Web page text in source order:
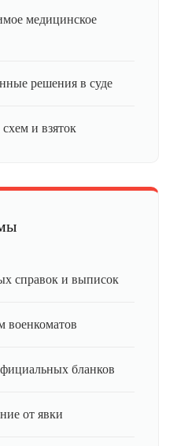
медицинское
решения в суде
и взяток
справок и выписок
военкоматов
бланков
от явки